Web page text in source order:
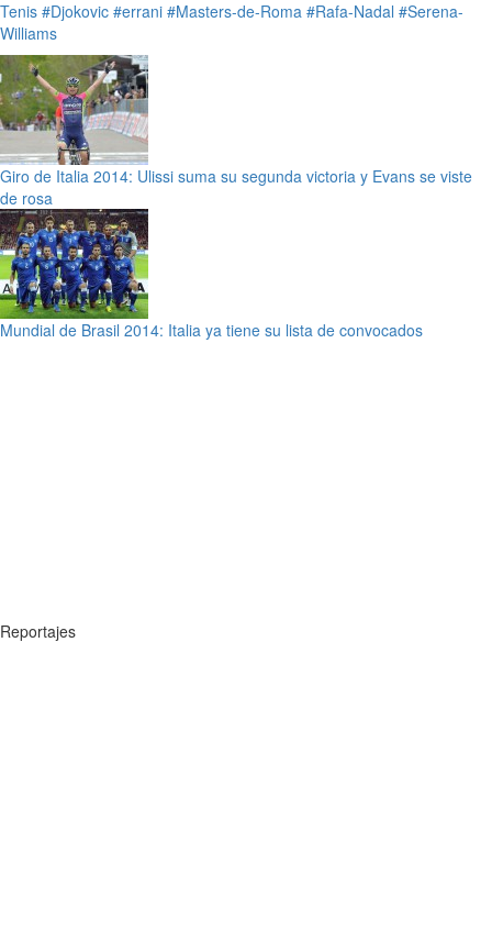
Tenis #Djokovic #errani #Masters-de-Roma #Rafa-Nadal #Serena-
Williams
Giro de Italia 2014: Ulissi suma su segunda victoria y Evans se viste
de rosa
Mundial de Brasil 2014: Italia ya tiene su lista de convocados
Reportajes